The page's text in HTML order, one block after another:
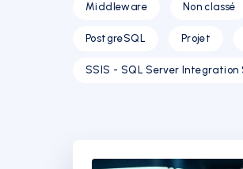
Middleware Non classé
PostgreSQL Projet
SSIS - SQL Server Integration